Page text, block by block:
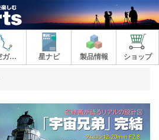
星空ガイド 星ナビ 製品情報 ショップ